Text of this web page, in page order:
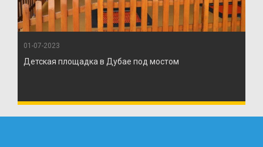
01-07-2023
Детская площадка в Дубае под мостом